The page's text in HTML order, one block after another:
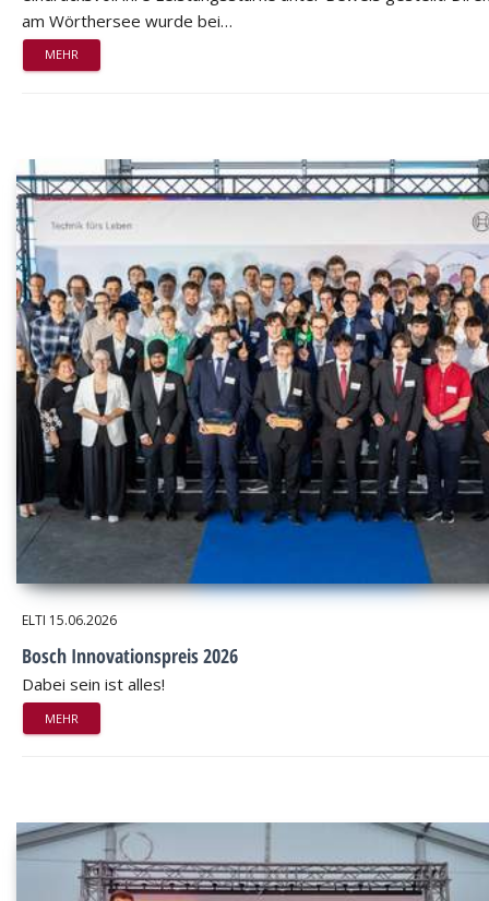
am Wörthersee wurde bei…
MEHR
ELTI 15.06.2026
Bosch Innovationspreis 2026
Dabei sein ist alles!
MEHR